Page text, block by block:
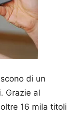
di un
Grazie al
16 mila titoli